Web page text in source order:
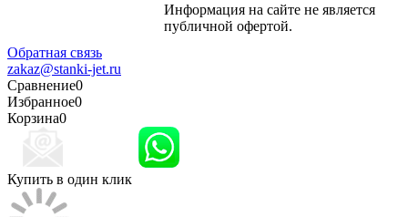
Информация на сайте не является
публичной офертой.
Обратная связь
zakaz@stanki-jet.ru
Сравнение0
Избранное0
Корзина0
Купить в один клик